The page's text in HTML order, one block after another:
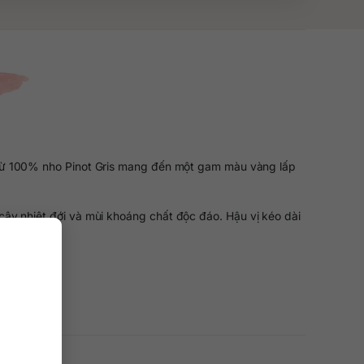
nho Pinot Gris mang đến một gam màu vàng lấp
nhiệt đới và mùi khoáng chất độc đáo. Hậu vị kéo dài